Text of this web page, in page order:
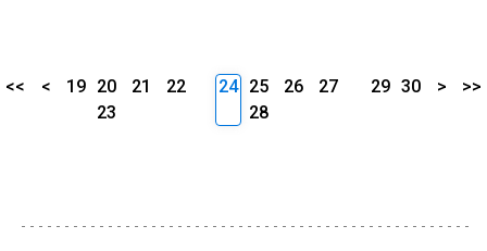
<< < 19 20 21
22
23
24 25 26
27
28
29 30 > >>